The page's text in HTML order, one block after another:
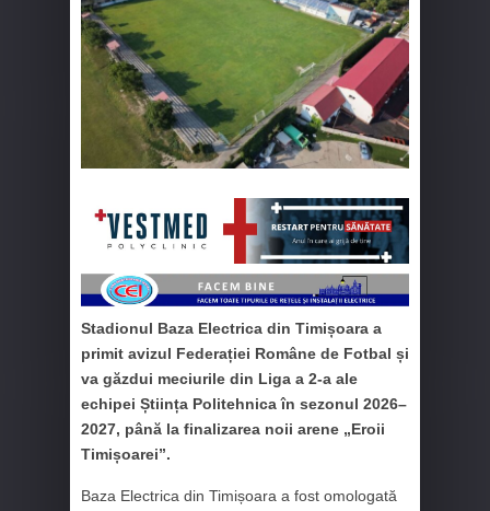
Stadionul Baza Electrica din Timișoara a
primit avizul Federației Române de Fotbal și
va găzdui meciurile din Liga a 2-a ale
echipei Știința Politehnica în sezonul 2026–
2027, până la finalizarea noii arene „Eroii
Timișoarei”.
Baza Electrica din Timișoara a fost omologată